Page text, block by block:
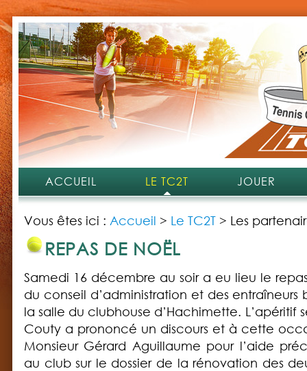
ACCUEIL LE TC2T JOUER
Vous êtes ici : Accueil > Le TC2T > Les
REPAS DE NOËL
Samedi 16 décembre au soir a eu lieu le
du conseil d’administration et des entraîneurs
la salle du clubhouse d’Hachimette. L’apéritif
Couty a prononcé un discours et à cette
Monsieur Gérard Aguillaume pour l’aide
au club sur le dossier de la rénovation des